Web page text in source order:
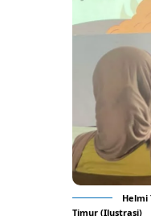
Helmi
Timur (Ilustrasi)